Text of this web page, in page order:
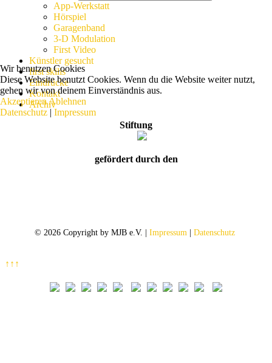
App-Werkstatt
Hörspiel
Garagenband
3-D Modulation
First Video
Künstler gesucht
first skills
Eindrücke
Kontakt
Archiv
Stiftung
gefördert durch den
© 2026 Copyright by MJB e.V. | Impressum Datenschutz
↑↑↑
Wir benutzen Cookies
Diese Website benutzt Cookies. Wenn du die Website weiter nutzt,
gehen wir von deinem Einverständnis aus.
AkzeptierenAblehnen
Datenschutz | Impressum